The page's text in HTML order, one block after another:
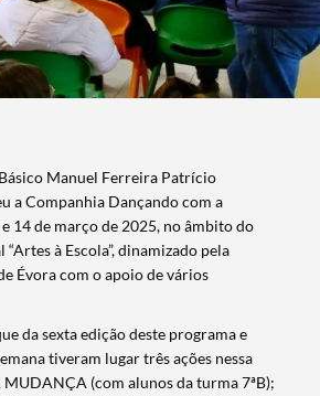
Manuel Ferreira Patrício
a Companhia Dançando com a
14 de março de 2025, no âmbito do
à Escola”, dinamizado pela
Évora com o apoio de vários
da sexta edição deste programa e
tiveram lugar três ações nessa
MUDANÇA (com alunos da turma 7ªB);